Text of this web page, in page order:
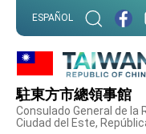
ESPAÑOL
駐東方市總領事館
Consulado General de la
Ciudad del Este,
外交部重要
我國政府
事處」，
第一屆亞
外交部發
及「台灣
世界展現